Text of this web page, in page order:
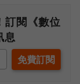
訂閱《數位
息